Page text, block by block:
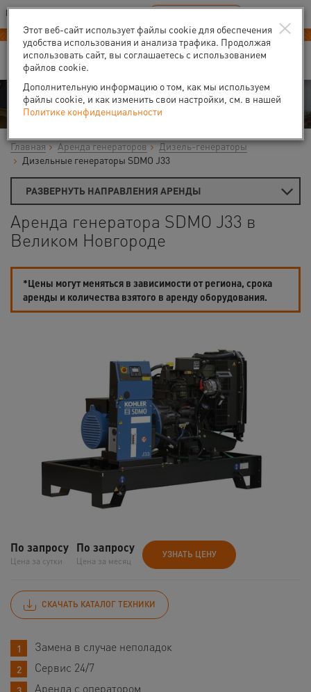
Ваш город:Великий Новгород
В Вашем регионе нет наших офисов
-40% на арендукомпрессоров
RU EN
Аренда
Главная Аренда генераторов
Дизель-генераторы
Дизельные генераторы SDMO J33
РАЗВЕРНУТЬ НАПРАВЛЕНИЯ АРЕНДЫ
Аренда генератора SDMO J33 в
Великом Новгороде
*Цены могут меняться в зависимости от региона, срока
аренды и количества взятого в аренду оборудования.
По запросу
Цена за сутки
По запросу
Цена за месяц
УЗНАТЬ ЦЕНУ
СКАЧАТЬ КАТАЛОГ ТЕХНИКИ
Замена в случае неполадок
Сервис 24/7
Аренда с оператором
×
Этот веб-сайт использует файлы cookie для обеспечения
удобства использования и анализа трафика. Продолжая
использовать сайт, вы соглашаетесь с использованием
файлов cookie.
Дополнительную информацию о том, как мы используем
файлы cookie, и как изменить свои настройки, см. в нашей
Политике конфиденциальности